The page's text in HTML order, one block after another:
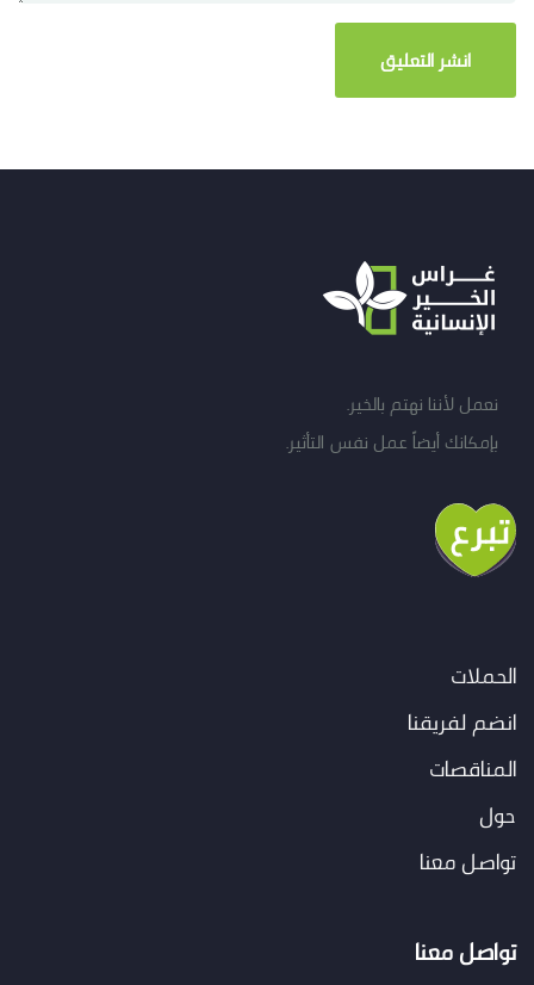
نعمل لأننا نهتم بالخير.
بإمكانك أيضاً عمل نفس التأثير.
الحملات
انضم لفريقنا
المناقصات
حول
تواصل معنا
تواصل معنا